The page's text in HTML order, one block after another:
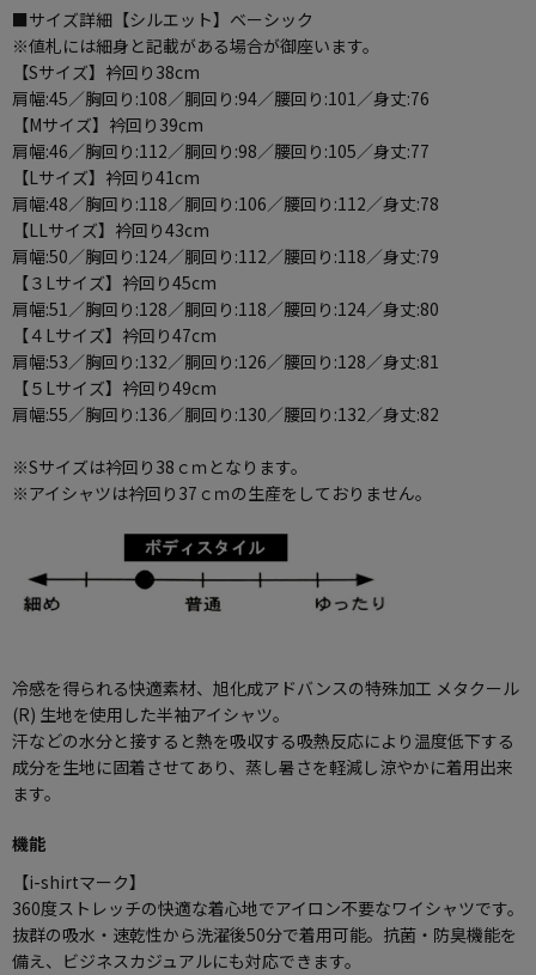
■サイズ詳細【シルエット】ベーシック
※値札には細身と記載がある場合が御座います。
【Sサイズ】衿回り38cm
肩幅:45／胸回り:108／胴回り:94／腰回り:101／身丈:76
【Mサイズ】衿回り39cm
肩幅:46／胸回り:112／胴回り:98／腰回り:105／身丈:77
【Lサイズ】衿回り41cm
肩幅:48／胸回り:118／胴回り:106／腰回り:112／身丈:78
【LLサイズ】衿回り43cm
肩幅:50／胸回り:124／胴回り:112／腰回り:118／身丈:79
【３Lサイズ】衿回り45cm
肩幅:51／胸回り:128／胴回り:118／腰回り:124／身丈:80
【４Lサイズ】衿回り47cm
肩幅:53／胸回り:132／胴回り:126／腰回り:128／身丈:81
【５Lサイズ】衿回り49cm
肩幅:55／胸回り:136／胴回り:130／腰回り:132／身丈:82
※Sサイズは衿回り38ｃｍとなります。
※アイシャツは衿回り37ｃｍの生産をしておりません。
冷感を得られる快適素材、旭化成アドバンスの特殊加工 メタクール
(R) 生地を使用した半袖アイシャツ。
汗などの水分と接すると熱を吸収する吸熱反応により温度低下する
成分を生地に固着させてあり、蒸し暑さを軽減し涼やかに着用出来
ます。
機能
【i-shirtマーク】
360度ストレッチの快適な着心地でアイロン不要なワイシャツです。
抜群の吸水・速乾性から洗濯後50分で着用可能。抗菌・防臭機能を
備え、ビジネスカジュアルにも対応できます。